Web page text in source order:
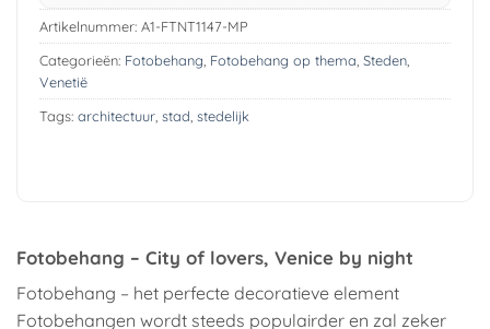
Artikelnummer: A1-FTNT1147-MP
Categorieën: Fotobehang Fotobehang op thema Steden,
Venetië
Tags: architectuur, stad stedelijk
Fotobehang – City of lovers, Venice by night
Fotobehang – het perfecte decoratieve element
Fotobehangen wordt steeds populairder en zal zeker